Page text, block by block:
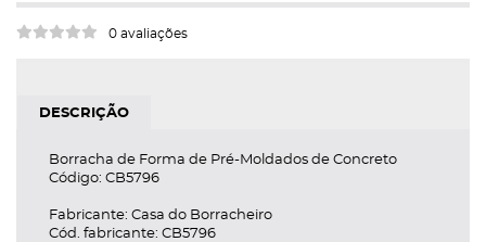
Ocultar Categoria
0 avaliações
DESCRIÇÃO
Borracha de Forma de Pré-Moldados de Concreto
Código: CB5796
Fabricante: Casa do Borracheiro
Cód. fabricante: CB5796